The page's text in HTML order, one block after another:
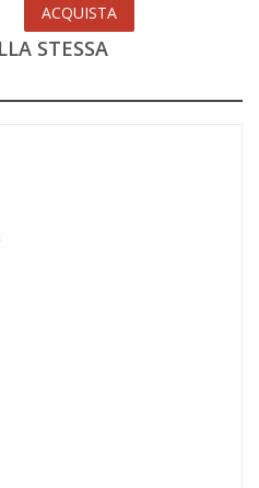
ACQUISTA
STESSA